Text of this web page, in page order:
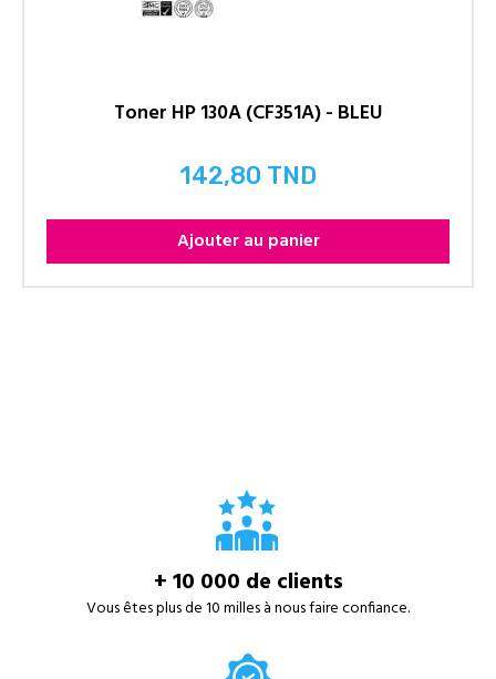
Toner HP 130A (CF351A) - BLEU
Prix
142,80 TND
Ajouter au panier
+ 10 000 de clients
Vous êtes plus de 10 milles à nous faire confiance.